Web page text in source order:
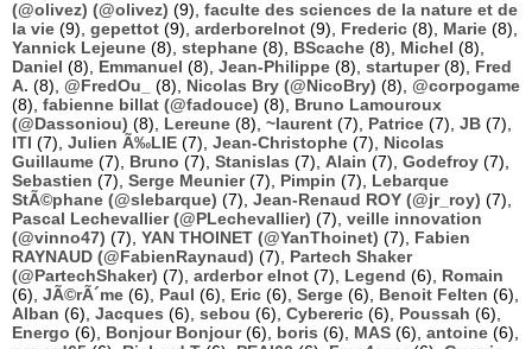
(@olivez) (@olivez) (9), faculte des sciences de la nature et de
la vie (9), gepettot (9), arderborelnot (9), Frederic (8), Marie (8),
Yannick Lejeune (8), stephane (8), BScache (8), Michel (8),
Daniel (8), Emmanuel (8), Jean-Philippe (8), startuper(8), Fred
A. (8), @FredOu_ (8), Nicolas Bry (@NicoBry) (8), @corpogame
(8), fabienne billat (@fadouce) (8), Bruno Lamouroux
(@Dassoniou) (8), Lereune (8), ~laurent (7), Patrice (7), JB (7),
ITI (7), Julien Ã‰LIE (7), Jean-Christophe (7), Nicolas
Guillaume (7), Bruno (7), Stanislas (7), Alain (7), Godefroy (7),
Sebastien (7), Serge Meunier(7), Pimpin (7), Lebarque
StÃ©phane (@slebarque) (7), Jean-Renaud ROY (@jr_roy) (7),
Pascal Lechevallier (@PLechevallier) (7), veille innovation
(@vinno47) (7), YAN THOINET (@YanThoinet) (7), Fabien
RAYNAUD (@FabienRaynaud) (7), Partech Shaker
(@PartechShaker) (7), arderbor elnot (7), Legend (6), Romain
(6), JÃ©rÃ´me (6), Paul (6), Eric (6), Serge (6), Benoit Felten (6),
Alban (6), Jacques (6), sebou (6), Cybereric (6), Poussah (6),
Energo (6), Bonjour Bonjour(6), boris (6), MAS (6), antoine (6),